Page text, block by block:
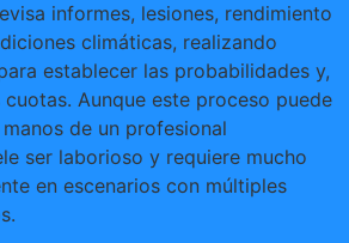
informes, lesiones, rendimiento
climáticas, realizando
establecer las probabilidades y,
Aunque este proceso puede
de un profesional
ser laborioso y requiere mucho
en escenarios con múltiples